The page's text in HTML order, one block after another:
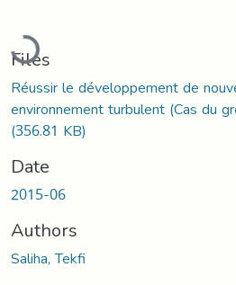
Loading...
Files
Réussir le développement de
environnement turbulent (Cas du
(356.81 KB)
Date
2015-06
Authors
Saliha, Tekfi